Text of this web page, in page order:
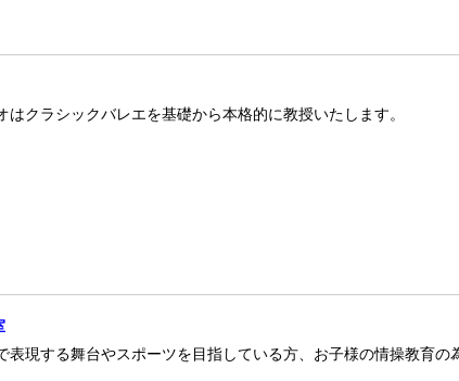
クラシックバレエを基礎から本格的に教授いたします。
表現する舞台やスポーツを目指している方、お子様の情操教育の